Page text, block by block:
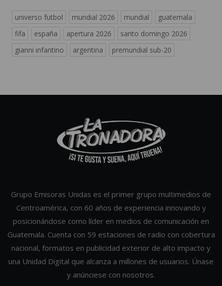
universo futbol mundial 2026 mundial
guatemala
fifa
españa apertura 2026
santo domingo 2026
gianni infantino
argentina premundial sub-20
Grupo Emisoras Unidas es el primer grupo multimedios de
Centroamérica, con 60 años de experiencia innovando y
posicionándose como líder en medios de comunicación en
Guatemala. Cuenta con 59 estaciones de radio con cobertura
nacional, formatos en publicidad exterior de alto impacto y
una Unidad Digital que alcanza a millones de usuarios. Únase
y anúnciese con nosotros.